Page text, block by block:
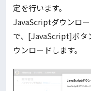
定を行います。
JavaScriptダウンロ
で、[JavaScript]ボタ
ウンロードします。